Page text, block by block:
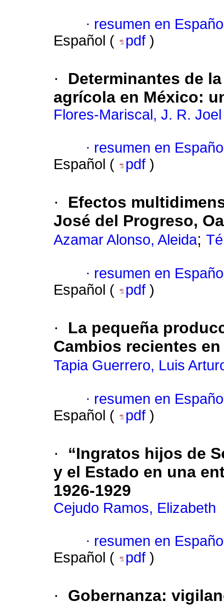
· resumen en
Español (
pdf )
·
Determinantes de
agrícola en México:
Flores-Mariscal, J. R. Joel
· resumen en
Español (
pdf )
·
Efectos
José del Progreso,
Azamar Alonso, Aleida;
· resumen en
Español (
pdf )
·
La pequeña
Cambios recientes
Tapia Guerrero, Luis
· resumen en
Español (
pdf )
·
“Ingratos hijos de
y el Estado en una
1926-1929
Cejudo Ramos, Elizabeth
· resumen en
Español (
pdf )
·
Gobernanza: